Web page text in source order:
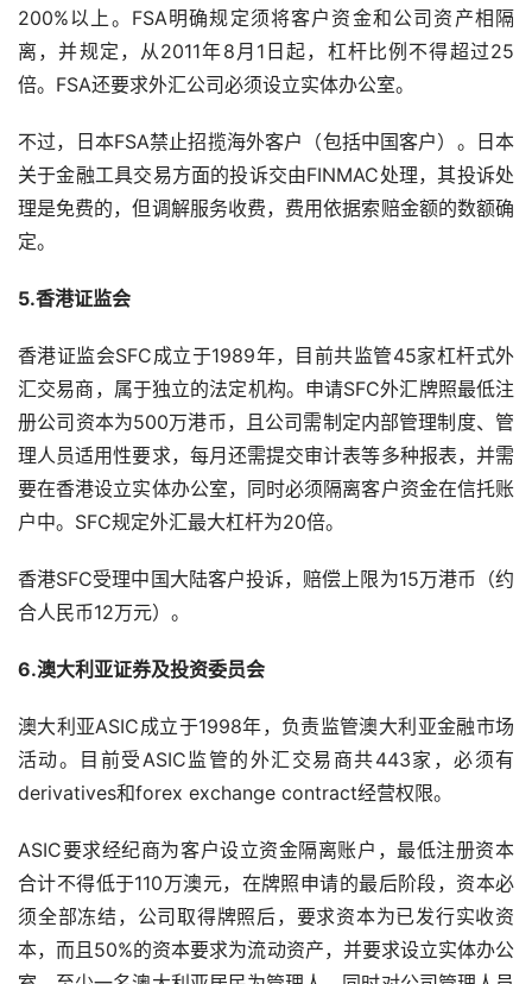
200%以上。FSA明确规定须将客户资金和公司资产相隔
离，并规定，从2011年8月1日起，杠杆比例不得超过25
倍。FSA还要求外汇公司必须设立实体办公室。
不过，日本FSA禁止招揽海外客户（包括中国客户）。日本
关于金融工具交易方面的投诉交由FINMAC处理，其投诉处
理是免费的，但调解服务收费，费用依据索赔金额的数额确
定。
5.香港证监会
香港证监会SFC成立于1989年，目前共监管45家杠杆式外
汇交易商，属于独立的法定机构。申请SFC外汇牌照最低注
册公司资本为500万港币，且公司需制定内部管理制度、管
理人员适用性要求，每月还需提交审计表等多种报表，并需
要在香港设立实体办公室，同时必须隔离客户资金在信托账
户中。SFC规定外汇最大杠杆为20倍。
香港SFC受理中国大陆客户投诉，赔偿上限为15万港币（约
合人民币12万元）。
6.澳大利亚证券及投资委员会
澳大利亚ASIC成立于1998年，负责监管澳大利亚金融市场
活动。目前受ASIC监管的外汇交易商共443家，必须有
derivatives和forex exchange contract经营权限。
ASIC要求经纪商为客户设立资金隔离账户，最低注册资本
合计不得低于110万澳元，在牌照申请的最后阶段，资本必
须全部冻结，公司取得牌照后，要求资本为已发行实收资
本，而且50%的资本要求为流动资产，并要求设立实体办公